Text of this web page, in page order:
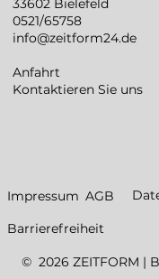
33602 Bielefeld
0521/65758
info@zeitform24.de
Anfahrt
Kontaktieren Sie uns
Impressum AGB
Barrierefreiheit
© 2026 ZEITFORM |